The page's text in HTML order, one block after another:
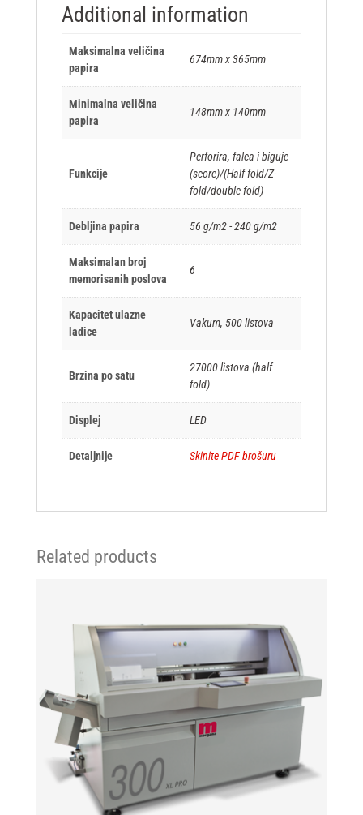
Additional information
Maksimalna veličina
papira
674mm x 365mm
Minimalna veličina
papira
148mm x 140mm
Funkcije
Perforira, falca i biguje
(score)/(Half fold/Z-
fold/double fold)
Debljina papira 56 g/m2 - 240 g/m2
Maksimalan broj
memorisanih poslova
6
Kapacitet ulazne
ladice
Vakum, 500 listova
Brzina po satu
27000 listova (half
fold)
Displej LED
Detaljnije Skinite PDF brošuru
Related products